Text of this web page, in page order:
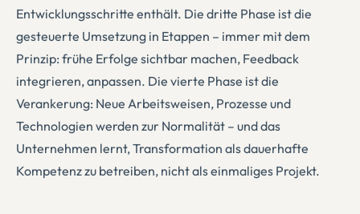
Entwicklungsschritte enthält. Die dritte Phase ist die
gesteuerte Umsetzung in Etappen – immer mit dem
Prinzip: frühe Erfolge sichtbar machen, Feedback
integrieren, anpassen. Die vierte Phase ist die
Verankerung: Neue Arbeitsweisen, Prozesse und
Technologien werden zur Normalität – und das
Unternehmen lernt, Transformation als dauerhafte
Kompetenz zu betreiben, nicht als einmaliges Projekt.